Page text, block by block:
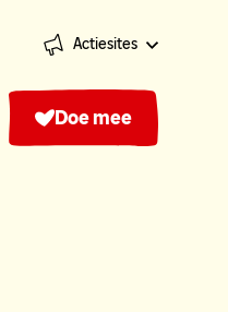
Actiesites
Doe mee